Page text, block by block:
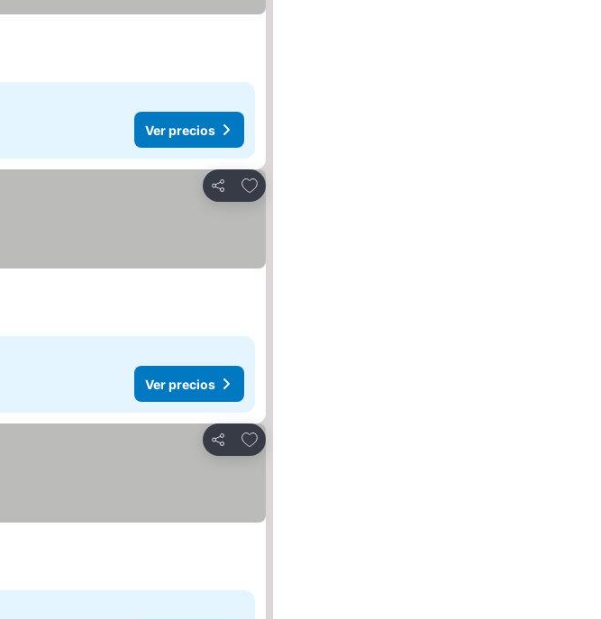
Ver precios
Compartir
Agregar a favoritos
Ver precios
Compartir
Agregar a favoritos